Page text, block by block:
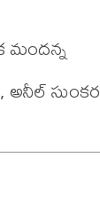
మందన్న
సుంకర